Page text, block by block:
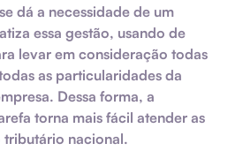
dá a necessidade de um
essa gestão, usando de
levar em consideração todas
as particularidades da
Dessa forma, a
torna mais fácil atender as
tributário nacional.